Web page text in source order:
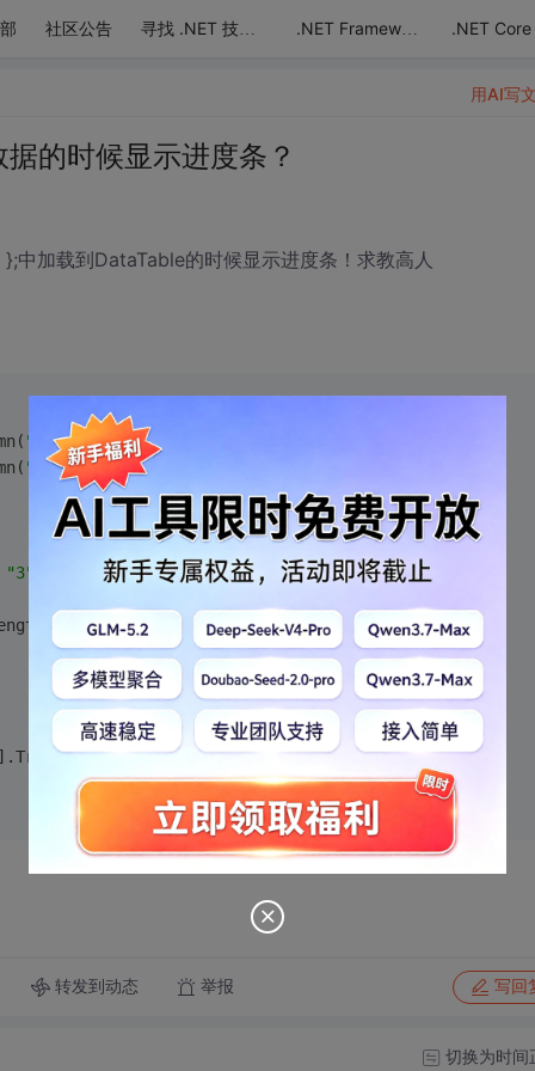
社区公告 寻找 .NET 技术达人 .NET Framework .NET Core
的时候显示进度条？
加载到DataTable的时候显示进度条！求教高人
"facode", Type.GetType(
"favalue", Type.GetType(
"3" "5" };
i++)
转发到动态 举报 写回
用AI写
切换为时间